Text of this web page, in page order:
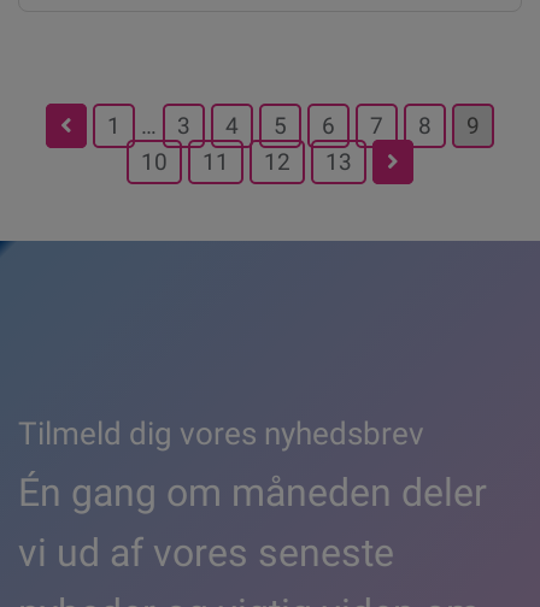
Posts
pagination
1 … 3 4 5 6 7 8
9
10
11 12 13
Tilmeld dig vores nyhedsbrev
Én gang om måneden deler
vi ud af vores seneste